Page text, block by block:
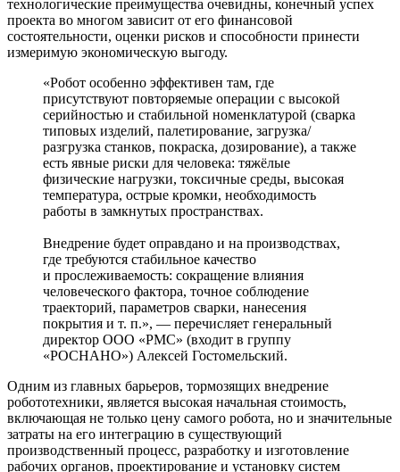
технологические преимущества очевидны, конечный успех
проекта во многом зависит от его финансовой
состоятельности, оценки рисков и способности принести
измеримую экономическую выгоду.
«Робот особенно эффективен там, где
присутствуют повторяемые операции с высокой
серийностью и стабильной номенклатурой (сварка
типовых изделий, палетирование, загрузка/
разгрузка станков, покраска, дозирование), а также
есть явные риски для человека: тяжёлые
физические нагрузки, токсичные среды, высокая
температура, острые кромки, необходимость
работы в замкнутых пространствах.
Внедрение будет оправдано и на производствах,
где требуются стабильное качество
и прослеживаемость: сокращение влияния
человеческого фактора, точное соблюдение
траекторий, параметров сварки, нанесения
покрытия и т. п.», — перечисляет генеральный
директор ООО «РМС» (входит в группу
«РОСНАНО») Алексей Гостомельский.
Одним из главных барьеров, тормозящих внедрение
робототехники, является высокая начальная стоимость,
включающая не только цену самого робота, но и значительные
затраты на его интеграцию в существующий
производственный процесс, разработку и изготовление
рабочих органов, проектирование и установку систем